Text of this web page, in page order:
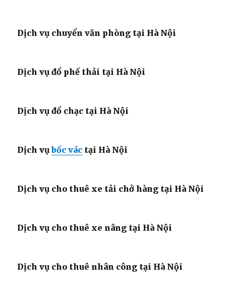
Dịch vụ chuyển văn phòng tại Hà Nội
Dịch vụ đổ phế thải tại Hà Nội
Dịch vụ đổ chạc tại Hà Nội
Dịch vụbốc vác tại Hà Nội
Dịch vụ cho thuê xe tải chở hàng tại Hà Nội
Dịch vụ cho thuê xe nâng tại Hà Nội
Dịch vụ cho thuê nhân công tại Hà Nội